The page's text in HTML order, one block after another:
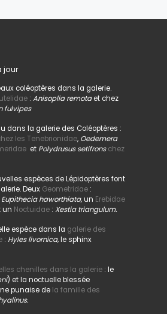
jour
coléoptères dans la galerie.
: Anisoplia remotaet chez
fulvipes
dans la galerie des Coléoptères :
les Tenebrionidae,Oedemera
et Polydrusus setifrons chez
espèces de Lépidoptères font
Deux Geometridae:
Eupithecia haworthiata,un Erebidae
un Noctuidae: Xestia triangulum.
espèce dans la galerie des
: Hyles livornica,le sphinx
chenilles dans la galerie : le
) et la noctuelle blessée
punaise dela famille des